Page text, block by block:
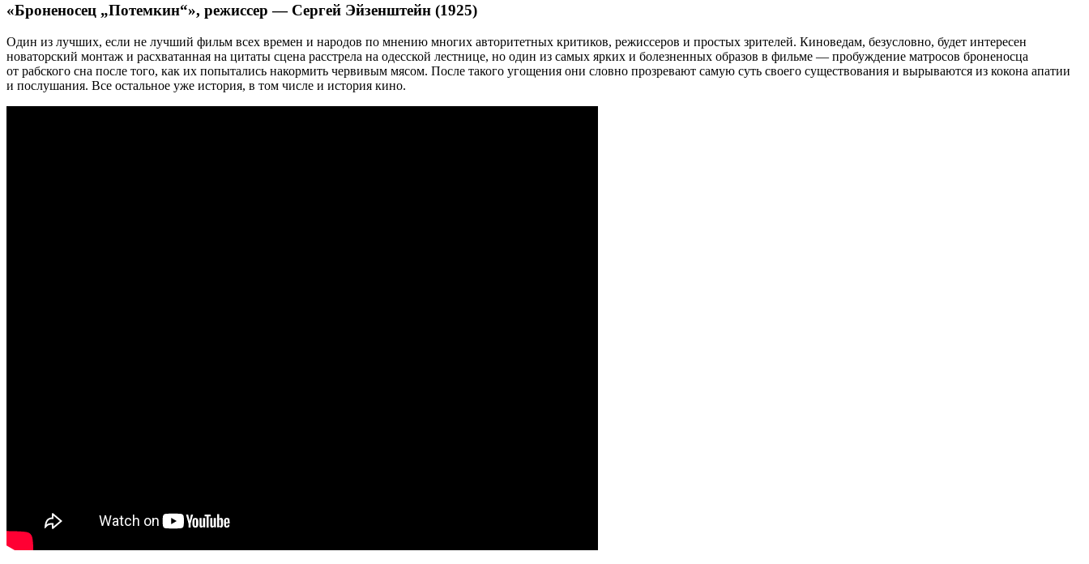
«Броненосец „Потемкин“», режиссер — Сергей Эйзенштейн (1925)
Один из лучших, если не лучший фильм всех времен и народов по мнению многих авторитетных критиков, режиссеров и простых зрителей. Киноведам, безусловно, будет интересен
новаторский монтаж и расхватанная на цитаты сцена расстрела на одесской лестнице, но один из самых ярких и болезненных образов в фильме — пробуждение матросов броненосца
от рабского сна после того, как их попытались накормить червивым мясом. После такого угощения они словно прозревают самую суть своего существования и вырываются из кокона апатии
и послушания. Все остальное уже история, в том числе и история кино.